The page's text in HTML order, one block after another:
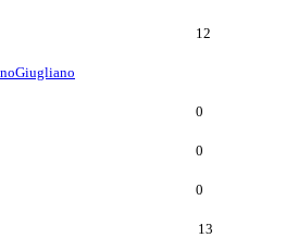
12
Giugliano
0
0
0
13